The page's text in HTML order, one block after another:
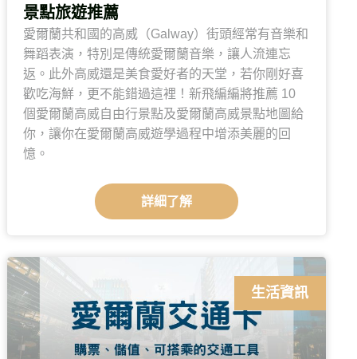
景點旅遊推薦
愛爾蘭共和國的高威（Galway）街頭經常有音樂和
舞蹈表演，特別是傳統愛爾蘭音樂，讓人流連忘
返。此外高威還是美食愛好者的天堂，若你剛好喜
歡吃海鮮，更不能錯過這裡！新飛編編將推薦 10
個愛爾蘭高威自由行景點及愛爾蘭高威景點地圖給
你，讓你在愛爾蘭高威遊學過程中增添美麗的回
憶。
詳細了解
生活資訊